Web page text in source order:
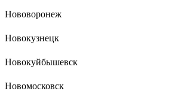
Нововоронеж
Новокузнецк
Новокуйбышевск
Новомосковск